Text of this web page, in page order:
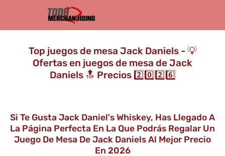
Top juegos de mesa Jack Daniels - 💡
Ofertas en juegos de mesa de Jack
Daniels 🔝 Precios 2️⃣0️⃣2️⃣6️⃣
Si Te Gusta Jack Daniel's Whiskey, Has Llegado A
La Página Perfecta En La Que Podrás Regalar Un
Juego De Mesa De Jack Daniels Al Mejor Precio
En 2026